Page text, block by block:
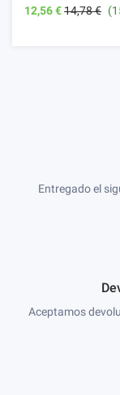
12,56 €14,78 €
Entregado el
Aceptamos